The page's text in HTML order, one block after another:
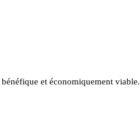
et économiquement viable.